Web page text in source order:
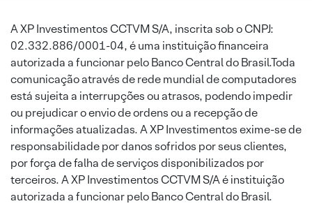
A XP Investimentos CCTVM S/A, inscrita sob o CNPJ:
02.332.886/0001-04, é uma instituição financeira
autorizada a funcionar pelo Banco Central do Brasil.Toda
comunicação através de rede mundial de computadores
está sujeita a interrupções ou atrasos, podendo impedir
ou prejudicar o envio de ordens ou a recepção de
informações atualizadas. A XP Investimentos exime-se de
responsabilidade por danos sofridos por seus clientes,
por força de falha de serviços disponibilizados por
terceiros. A XP Investimentos CCTVM S/A é instituição
autorizada a funcionar pelo Banco Central do Brasil.